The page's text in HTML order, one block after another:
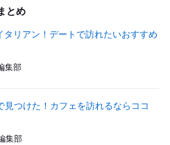
とめ
タリアン！デートで訪れたいおすすめ
集部
見つけた！カフェを訪れるならココ
集部